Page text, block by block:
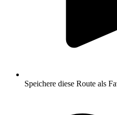
Speichere diese Route als